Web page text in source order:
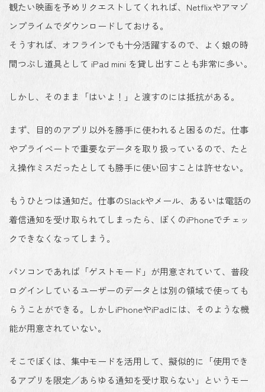
観たい映画を予めリクエストしてくれれば、Netflixやアマゾ
ンプライムでダウンロードしておける。
そうすれば、オフラインでも十分活躍するので、よく娘の時
間つぶし道具として iPad mini を貸し出すことも非常に多い。
しかし、そのまま「はいよ！」と渡すのには抵抗がある。
まず、目的のアプリ以外を勝手に使われると困るのだ。仕事
やプライベートで重要なデータを取り扱っているので、たと
え操作ミスだったとしても勝手に使い回すことは許せない。
もうひとつは通知だ。仕事のSlackやメール、あるいは電話の
着信通知を受け取られてしまったら、ぼくのiPhoneでチェッ
クできなくなってしまう。
パソコンであれば「ゲストモード」が用意されていて、普段
ログインしているユーザーのデータとは別の領域で使っても
らうことができる。しかしiPhoneやiPadには、そのような機
能が用意されていない。
そこでぼくは、集中モードを活用して、擬似的に「使用でき
るアプリを限定／あらゆる通知を受け取らない」というモー